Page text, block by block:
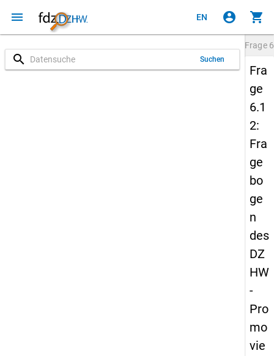
menu EN account_circle shopping_cart
search Suchen
Frage
Fra
ge
6.1
2:
Fra
ge
bo
ge
n
des
DZ
HW
-
Pro
mo
vie